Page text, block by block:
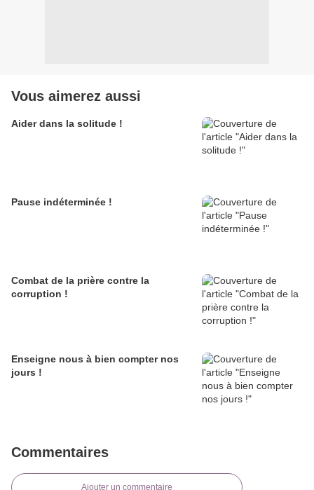
Vous aimerez aussi
Aider dans la solitude !
Pause indéterminée !
Combat de la prière contre la
corruption !
Enseigne nous à bien compter nos
jours !
Commentaires
Ajouter un commentaire